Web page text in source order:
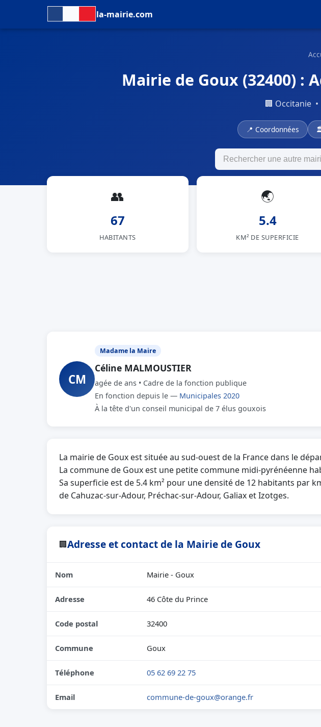
la-mairie.com
Mairie de Goux (32400) :
🏢 Occitanie
📍 Coordonnées
👥
67
HABITANTS
🌏
5.4
KM² DE SUPERFICIE
CM
Madame la Maire
Céline MALMOUSTIER
agée de ans • Cadre de la fonction publique
En fonction depuis le — Municipales 2020
À la tête d'un conseil municipal de 7 élus gouxois
La mairie de Goux est située au sud-ouest de la France dans le
La commune de Goux est une petite commune midi-pyrénéenne
Sa superficie est de 5.4 km² pour une densité de 12 habitants par
de Cahuzac-sur-Adour, Préchac-sur-Adour, Galiax et Izotges.
🏢Adresse et contact de la Mairie de Goux
Nom Mairie - Goux
Adresse 46 Côte du Prince
Code postal 32400
Commune Goux
Téléphone 05 62 69 22 75
Email commune-de-goux@orange.fr